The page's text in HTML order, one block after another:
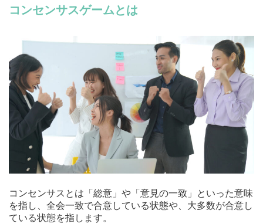
コンセンサスゲームとは
コンセンサスとは「総意」や「意見の一致」といった意味
を指し、全会一致で合意している状態や、大多数が合意し
ている状態を指します。